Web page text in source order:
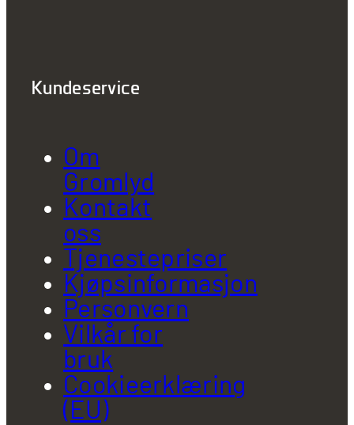
Kundeservice
Om
Gromlyd
Kontakt
oss
Tjenestepriser
Kjøpsinformasjon
Personvern
Vilkår for
bruk
Cookieerklæring
(EU)